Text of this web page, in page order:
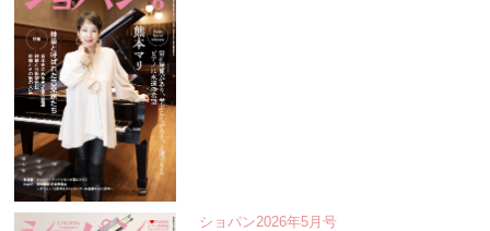
ショパン2026年5月号